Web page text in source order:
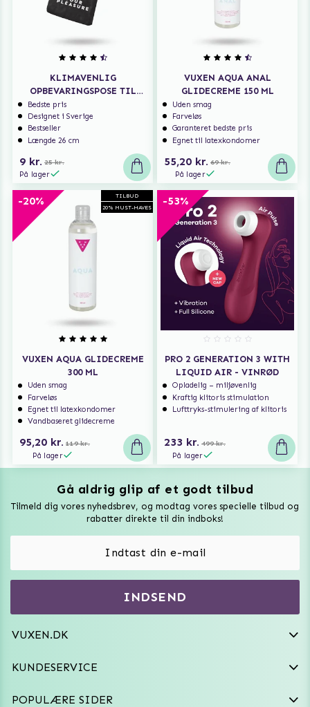
KLIMAVENLIG
OPBEVARINGSPOSE TIL
SEXLEGETØJ
Bedste pris
Designet i Sverige
Bestseller
Længde 26 cm
9 kr. 25 kr.
På lager
VUXEN AQUA ANAL
GLIDECREME 150 ML
Uden smag
Farveløs
Garanteret bedste pris
Egnet til latexkondomer
55,20 kr. 69 kr.
På lager
TILBUD
20% MUST-HAVES
-20%
VUXEN AQUA GLIDECREME
300 ML
Uden smag
Farveløs
Egnet til latexkondomer
Vandbaseret glidecreme
95,20 kr. 119 kr.
På lager
-53%
PRO 2 GENERATION 3 WITH
LIQUID AIR - VINRØD
Opladelig – miljøvenlig
Kraftig klitoris stimulation
Lufttryks-stimulering af klitoris
233 kr. 499 kr.
På lager
Gå aldrig glip af et godt tilbud
Tilmeld dig vores nyhedsbrev, og modtag vores specielle tilbud og
rabatter direkte til din indboks!
INDSEND
VUXEN.DK
VAT: SE556744520901
kundeservice@vuxen.dk
KUNDESERVICE
Fortryd aftale
POPULÆRE SIDER
Vuxen Magazine
Vibratorer